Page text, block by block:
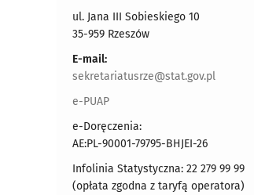
ul. Jana III Sobieskiego 10
35-959 Rzeszów
E-mail:
sekretariatusrze@stat.gov.pl
e-PUAP
e-Doręczenia:
AE:PL-90001-79795-BHJEI-26
Infolinia Statystyczna: 22 279 99 99
(opłata zgodna z taryfą operatora)